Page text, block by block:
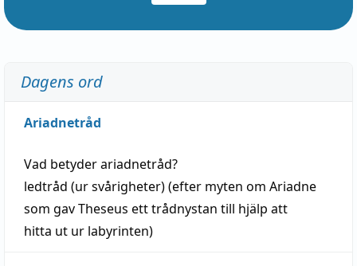
Dagens ord
Ariadnetråd
Vad betyderariadnetråd?
ledtråd (ur svårigheter) (efter myten om Ariadne
som gav Theseus ett trådnystan till hjälp att
hitta ut ur labyrinten)